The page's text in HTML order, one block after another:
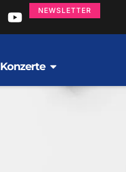
NEWSLETTER
Konzerte